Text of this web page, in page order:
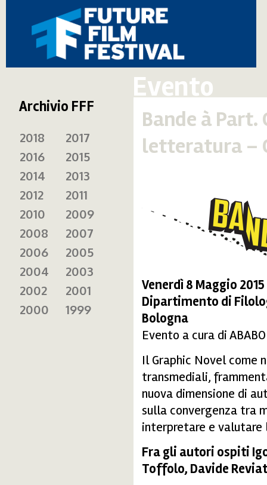
Evento
Bande à
letteratura –
Venerdì 8 Maggio
Dipartimento di
Bologna
Evento a cura di ABABO
Il Graphic Novel come
transmediali,
nuova dimensione di
sulla convergenza tra
interpretare e valutare
Fra gli autori ospiti
Toffolo, Davide
Archivio FFF
2018
2017
2016
2015
2014
2013
2012
2011
2010
2009
2008
2007
2006
2005
2004
2003
2002
2001
2000
1999